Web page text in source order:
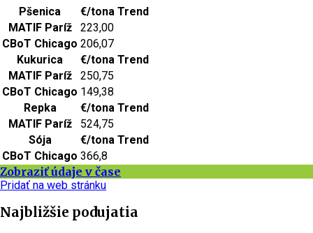
Pšenica
€/tona Trend
MATIF Paríž
223,00
CBoT Chicago 206,07
Kukurica
€/tona Trend
MATIF Paríž
250,75
CBoT Chicago 149,38
Repka
€/tona Trend
MATIF Paríž
524,75
Sója
€/tona Trend
CBoT Chicago 366,8
Zobraziť údaje v čase
Pridať na web stránku
Najbližšie podujatia